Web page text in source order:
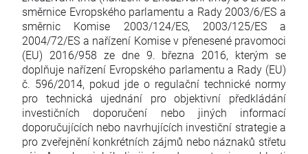
směrnice Evropského parlamentu a Rady 2003/6/ES a
směrnic Komise 2003/124/ES, 2003/125/ES a
2004/72/ES a nařízení Komise v přenesené pravomoci
(EU) 2016/958 ze dne 9. března 2016, kterým se
doplňuje nařízení Evropského parlamentu a Rady (EU)
č. 596/2014, pokud jde o regulační technické normy
pro technická ujednání pro objektivní předkládání
investičních doporučení nebo jiných informací
doporučujících nebo navrhujících investiční strategie a
pro zveřejnění konkrétních zájmů nebo náznaků střetu